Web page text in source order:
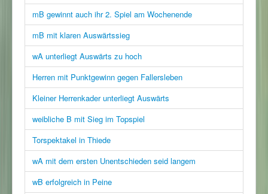
mB gewinnt auch ihr 2. Spiel am Wochenende
mB mit klaren Auswärtssieg
wA unterliegt Auswärts zu hoch
Herren mit Punktgewinn gegen Fallersleben
Kleiner Herrenkader unterliegt Auswärts
weibliche B mit Sieg im Topspiel
Torspektakel in Thiede
wA mit dem ersten Unentschieden seid langem
wB erfolgreich in Peine